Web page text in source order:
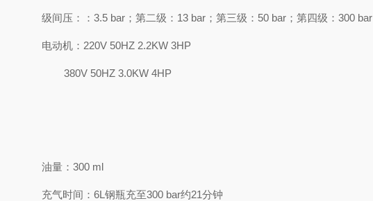
级间压：：3.5 bar；第二级：13 bar；第三级：50 bar；第四级：300 bar
电动机：220V 50HZ 2.2KW 3HP
380V 50HZ 3.0KW 4HP
油量：300 ml
充气时间：6L钢瓶充至300 bar约21分钟